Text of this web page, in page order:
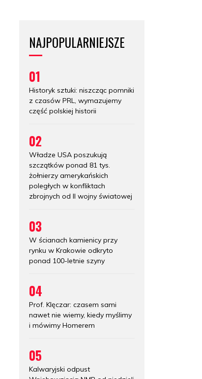
NAJPOPULARNIEJSZE
01
Historyk sztuki: niszcząc pomniki
z czasów PRL, wymazujemy
część polskiej historii
02
Władze USA poszukują
szczątków ponad 81 tys.
żołnierzy amerykańskich
poległych w konfliktach
zbrojnych od II wojny światowej
03
W ścianach kamienicy przy
rynku w Krakowie odkryto
ponad 100-letnie szyny
04
Prof. Klęczar: czasem sami
nawet nie wiemy, kiedy myślimy
i mówimy Homerem
05
Kalwaryjski odpust